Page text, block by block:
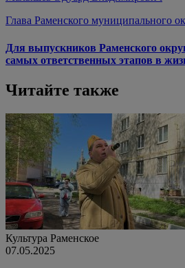
Глава Раменского муниципального
Для выпускников Раменского
самых ответственных этапов в
Читайте также
Культура Раменское
07.05.2025